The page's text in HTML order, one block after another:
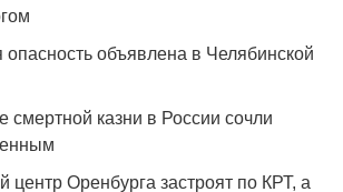
опасность объявлена в Челябинской
смертной казни в России сочли
центр Оренбурга застроят по КРТ, а